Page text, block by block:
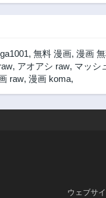
, 無料 漫画, 漫画
, アオアシ raw, マッシ
raw, 漫画 koma,
ウェブサ